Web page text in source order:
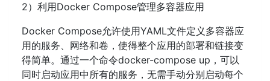
2）利用Docker Compose管理多容器应用
Docker Compose允许使用YAML文件定义多容器应
用的服务、网络和卷，使得整个应用的部署和链接变
得简单。通过一个命令docker-compose up，可以
同时启动应用中所有的服务，无需手动分别启动每个